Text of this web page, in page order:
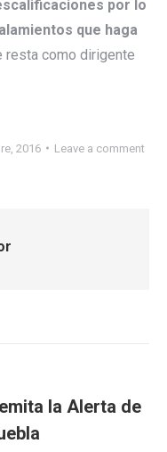
por lo
que haga
resta como dirigente
2016 Leave a comment
la Alerta de